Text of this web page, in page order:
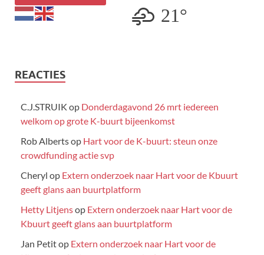
21°
REACTIES
C.J.STRUIK op Donderdagavond 26 mrt iedereen
welkom op grote K-buurt bijeenkomst
Rob Albertsop Hart voor de K-buurt: steun onze
crowdfunding actie svp
Cheryl op Extern onderzoek naar Hart voor de Kbuurt
geeft glans aan buurtplatform
Hetty Litjensop Extern onderzoek naar Hart voor de
Kbuurt geeft glans aan buurtplatform
Jan Petitop Extern onderzoek naar Hart voor de